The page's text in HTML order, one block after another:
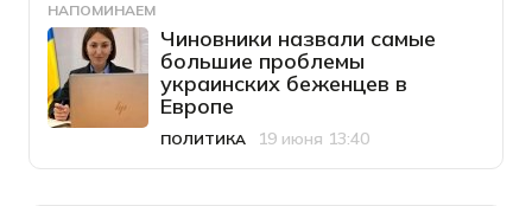
НАПОМИНАЕМ
Чиновники назвали самые
большие проблемы
украинских беженцев в
Европе
Категория
ПОЛИТИКА
Дата публикации
19 июня 13:40